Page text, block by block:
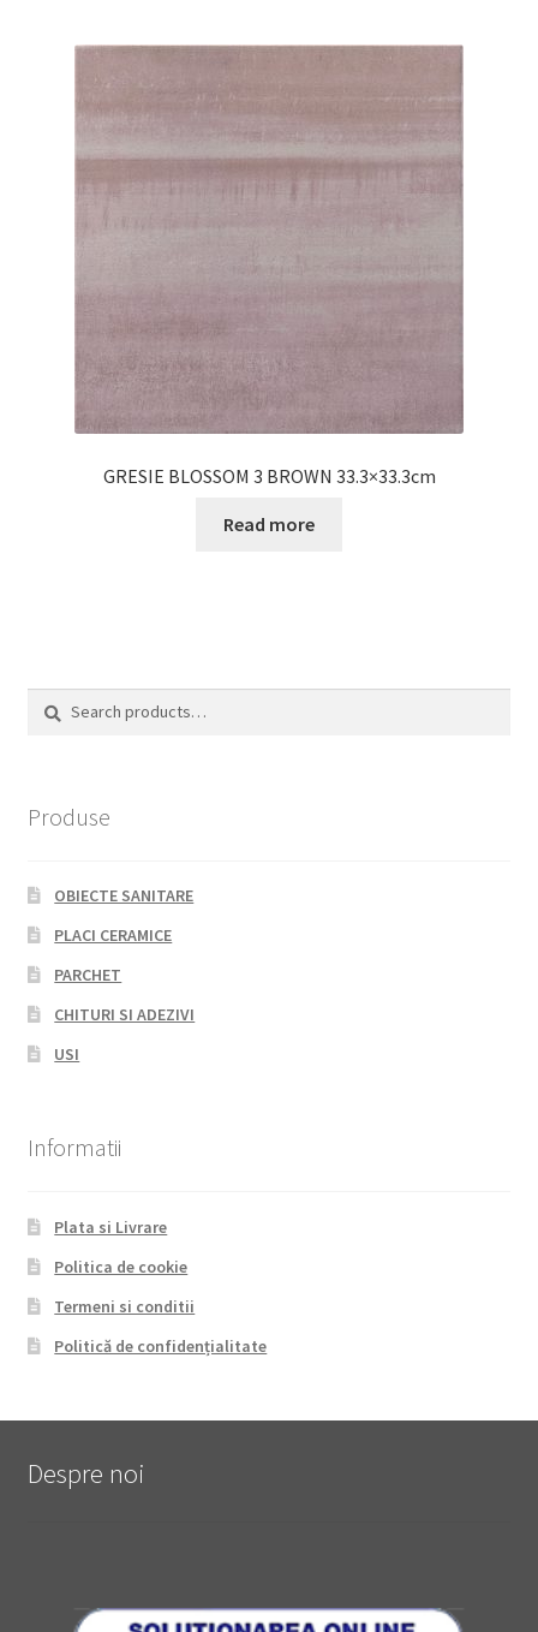
GRESIE BLOSSOM 3 BROWN 33.3×33.3cm
Read more
Produse
OBIECTE SANITARE
PLACI CERAMICE
PARCHET
CHITURI SI ADEZIVI
USI
Informatii
Plata si Livrare
Politica de cookie
Termeni si conditii
Politică de confidențialitate
Despre noi